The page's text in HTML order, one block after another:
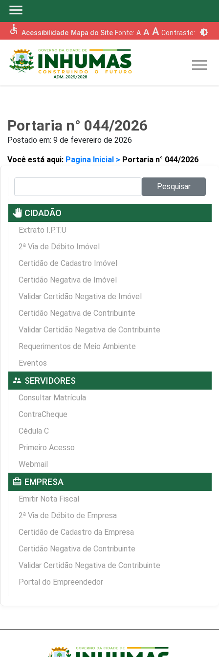
menu
accessible Acessibilidade Mapa do Site Fonte: A A A Contraste: brightness_6
menu
Portaria n° 044/2026
Postado em: 9 de fevereiro de 2026
Você está aqui: Pagina Inicial > Portaria n° 044/2026
Pesquisar
pan_tool CIDADÃO
Extrato I.P.T.U
2ª Via de Débito Imóvel
Certidão de Cadastro Imóvel
Certidão Negativa de Imóvel
Validar Certidão Negativa de Imóvel
Certidão Negativa de Contribuinte
Validar Certidão Negativa de Contribuinte
Requerimentos de Meio Ambiente
Eventos
supervisor_account SERVIDORES
Consultar Matrícula
ContraCheque
Cédula C
Primeiro Acesso
Webmail
card_travel EMPRESA
Emitir Nota Fiscal
2ª Via de Débito de Empresa
Certidão de Cadastro da Empresa
Certidão Negativa de Contribuinte
Validar Certidão Negativa de Contribuinte
Portal do Empreendedor